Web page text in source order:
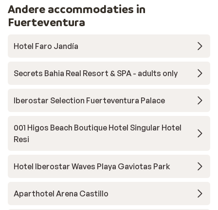
Andere accommodaties in
Fuerteventura
Hotel Faro Jandía
Secrets Bahia Real Resort & SPA - adults only
Iberostar Selection Fuerteventura Palace
001 Higos Beach Boutique Hotel Singular Hotel
Resi
Hotel Iberostar Waves Playa Gaviotas Park
Aparthotel Arena Castillo